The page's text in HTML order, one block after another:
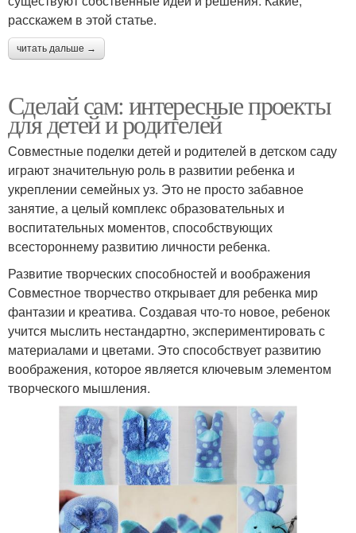
расскажем в этой статье.
читать дальше →
Сделай сам: интересные проекты
для детей и родителей
Совместные поделки детей и родителей в детском саду
играют значительную роль в развитии ребенка и
укреплении семейных уз. Это не просто забавное
занятие, а целый комплекс образовательных и
воспитательных моментов, способствующих
всестороннему развитию личности ребенка.
Развитие творческих способностей и воображения
Совместное творчество открывает для ребенка мир
фантазии и креатива. Создавая что-то новое, ребенок
учится мыслить нестандартно, экспериментировать с
материалами и цветами. Это способствует развитию
воображения, которое является ключевым элементом
творческого мышления.